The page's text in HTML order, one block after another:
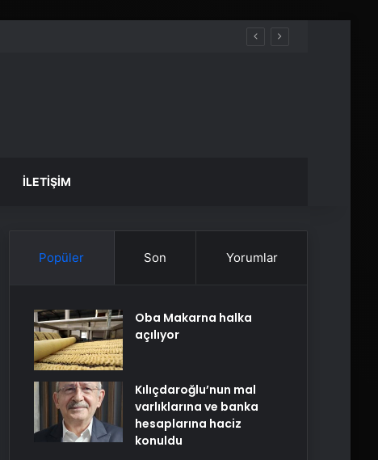
İLETIŞIM
Popüler Son Yorumlar
Oba Makarna halka
açılıyor
Kılıçdaroğlu’nun mal
varlıklarına ve banka
hesaplarına haciz
konuldu